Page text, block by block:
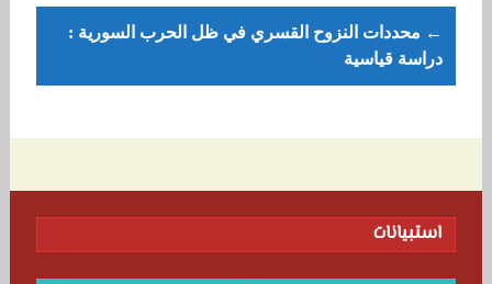
← محددات النزوح القسري في ظل الحرب السورية :
دراسة قياسية
استبيانات